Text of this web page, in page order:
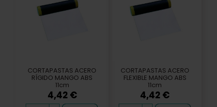
CORTAPASTAS ACERO
RÍGIDO MANGO ABS
11cm
4,42 €
CORTAPASTAS ACERO
FLEXIBLE MANGO ABS
11cm
4,42 €